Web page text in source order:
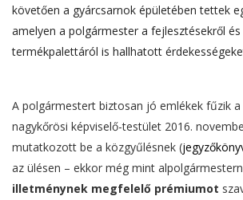
követően a gyárcsarnok épületében tettek
amelyen a polgármester a fejlesztésekről és
termékpalettáról is hallhatott
A polgármestert biztosan jó emlékek fűzik a
nagykőrösi képviselő-testület 2016.
mutatkozott be a közgyűlésnek (
az ülésen – ekkor még mint
illetménynek megfelelő prémiumot